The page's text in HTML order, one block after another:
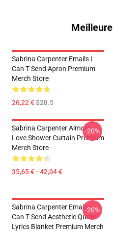
Sabrina Carpenter Emails I
Can T Send Apron Premium
Merch Store
26,22 €$28.5
Sabrina Carpenter Almost
Love Shower Curtain Premium
Merch Store
35,65 € - 42,04 €
-20%
Sabrina Carpenter Emails I
Can T Send Aesthetic Quote
Lyrics Blanket Premium Merch
-20%